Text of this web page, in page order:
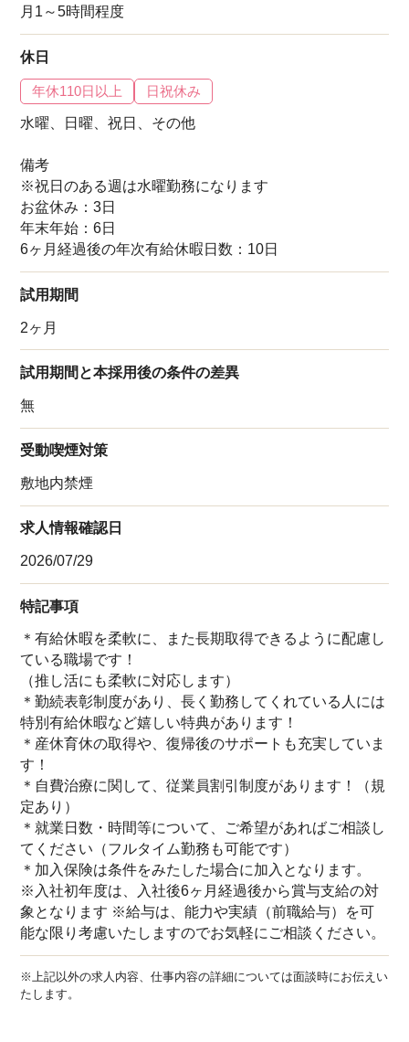
月1～5時間程度
休日
年休110日以上 日祝休み
水曜、日曜、祝日、その他
備考
※祝日のある週は水曜勤務になります
お盆休み：3日
年末年始：6日
6ヶ月経過後の年次有給休暇日数：10日
試用期間
2ヶ月
試用期間と本採用後の条件の差異
無
受動喫煙対策
敷地内禁煙
求人情報確認日
2026/07/29
特記事項
＊有給休暇を柔軟に、また長期取得できるように配慮し
ている職場です！
（推し活にも柔軟に対応します）
＊勤続表彰制度があり、長く勤務してくれている人には
特別有給休暇など嬉しい特典があります！
＊産休育休の取得や、復帰後のサポートも充実していま
す！
＊自費治療に関して、従業員割引制度があります！（規
定あり）
＊就業日数・時間等について、ご希望があればご相談し
てください（フルタイム勤務も可能です）
＊加入保険は条件をみたした場合に加入となります。
※入社初年度は、入社後6ヶ月経過後から賞与支給の対
象となります ※給与は、能力や実績（前職給与）を可
能な限り考慮いたしますのでお気軽にご相談ください。
※上記以外の求人内容、仕事内容の詳細については面談時にお伝えい
たします。
該当件数